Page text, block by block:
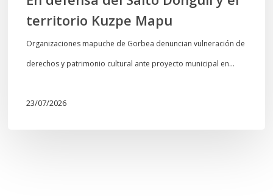
territorio Kuzpe Mapu
Organizaciones mapuche de Gorbea denuncian vulneración de
derechos y patrimonio cultural ante proyecto municipal en…
23/07/2026